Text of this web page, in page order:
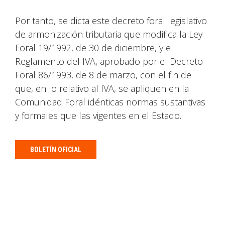
Por tanto, se dicta este decreto foral legislativo
de armonización tributaria que modifica la Ley
Foral 19/1992, de 30 de diciembre, y el
Reglamento del IVA, aprobado por el Decreto
Foral 86/1993, de 8 de marzo, con el fin de
que, en lo relativo al IVA, se apliquen en la
Comunidad Foral idénticas normas sustantivas
y formales que las vigentes en el Estado.
BOLETÍN OFICIAL